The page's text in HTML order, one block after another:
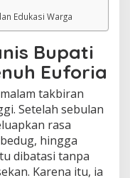
Edukasi Warga
Bupati
Euforia
takbiran
Setelah sebulan
rasa
hingga
dibatasi tanpa
Karena itu, ia